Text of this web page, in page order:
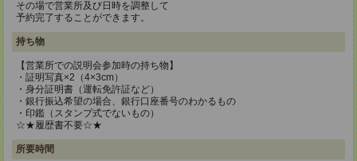
その場で営業所及び日時を調整して
予約完了することができます。
持ち物
【営業所での説明会参加時の持ち物】
・証明写真×2（4×3cm）
・身分証明書（運転免許証など）
・銀行振込希望の場合、銀行口座番号のわかるもの
・印鑑（スタンプ式でないもの）
☆★履歴書不要☆★
所要時間